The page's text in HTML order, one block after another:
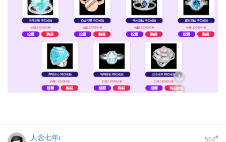
504#
人念七年ι